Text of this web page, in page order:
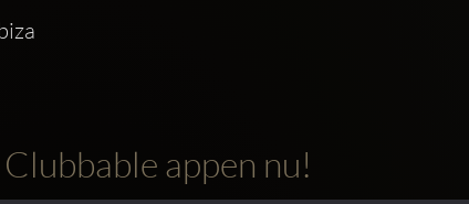
appen nu!